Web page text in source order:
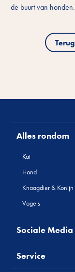
de buurt van honden.
Terug
Alles rondom
Kat
Hond
Knaagdier & Konijn
Vogels
Sociale Media
Service